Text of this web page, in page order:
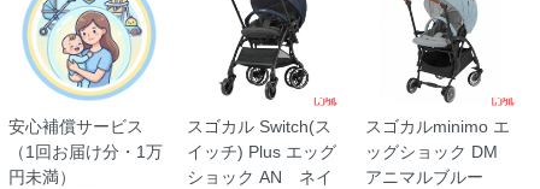
安心補償サービス
（1回お届け分・1万
円未満）
スゴカル Switch(ス
イッチ) Plus エッグ
ショック AN ネイ
スゴカルminimo エ
ッグショック DM
アニマルブルー